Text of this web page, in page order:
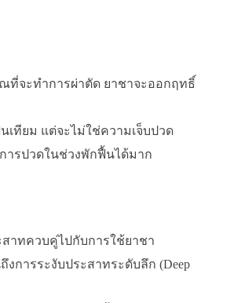
ที่จะทำการผ่าตัด ยาชาจะออกฤทธิ์
ทียม แต่จะไม่ใช่ความเจ็บปวด
ารปวดในช่วงพักฟื้นได้มาก
าทควบคู่ไปกับการใช้ยาชา
การระงับประสาทระดับลึก (Deep